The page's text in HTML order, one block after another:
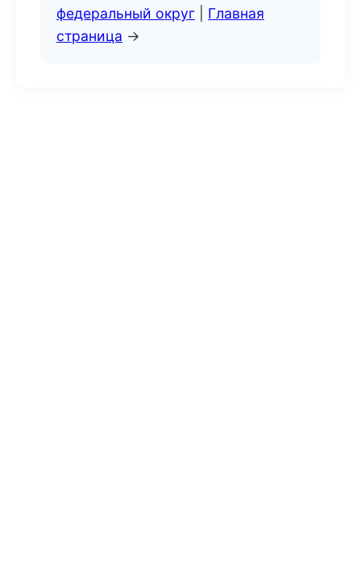
федеральный округ
Главная
страница →